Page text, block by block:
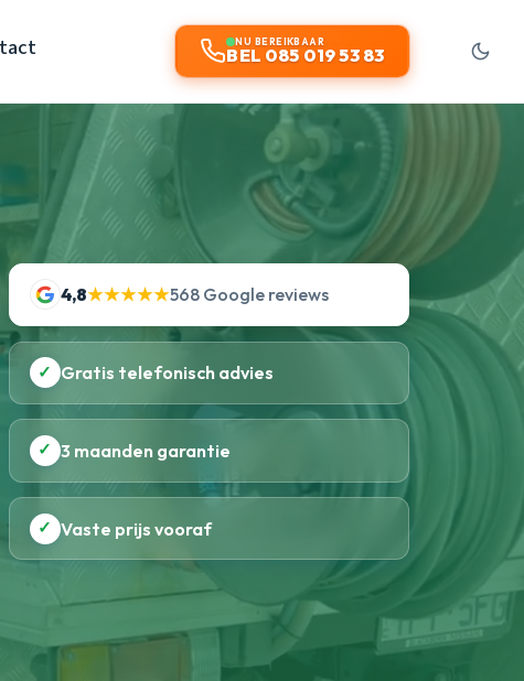
NU BEREIKBAAR
BEL 085 019 53 83
4,8★★★★★568 Google reviews
✓ Gratis telefonisch advies
✓ 3 maanden garantie
✓ Vaste prijs vooraf